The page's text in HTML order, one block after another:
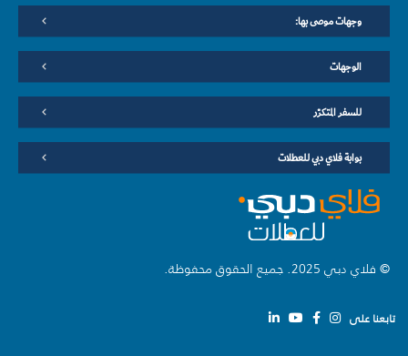
وجهات موصى بها:
الوجهات
للسفر المتكرّر
بوابة فلاي دبي للعطلات
© فلاي دبي 2025. جميع الحقوق محفوظة.
تابعنا على